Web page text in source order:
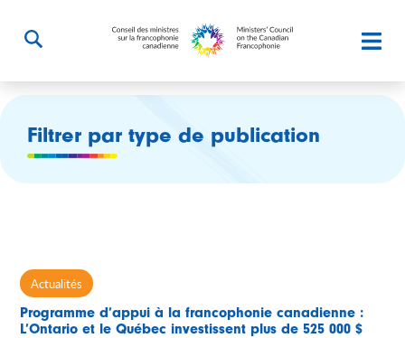
Filtrer par type de publication
Actualités
Programme d’appui à la francophonie canadienne :
L’Ontario et le Québec investissent plus de 525 000 $